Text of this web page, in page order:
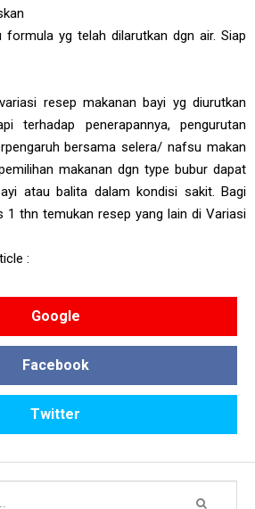
formula yg telah dilarutkan dgn air. Siap
resep makanan bayi yg diurutkan
terhadap penerapannya, pengurutan
bersama selera/ nafsu makan
makanan dgn type bubur dapat
atau balita dalam kondisi sakit. Bagi
1 thn temukan resep yang lain di Variasi
:
Google
Facebook
Twitter